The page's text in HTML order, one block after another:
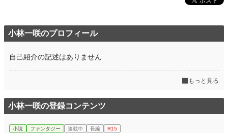
小林一咲のプロフィール
自己紹介の記述はありません
もっと見る
小林一咲の登録コンテンツ
小説 ファンタジー 連載中 長編 R15